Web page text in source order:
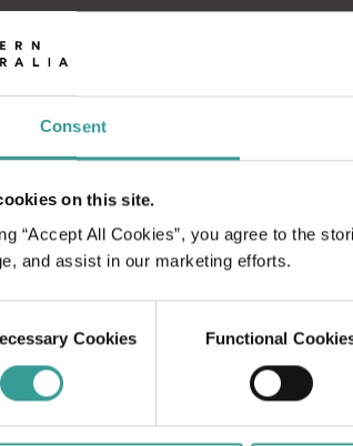
Consent
on this site.
“Accept All Cookies”, you agree to the
and assist in our marketing efforts.
Cookies Functional
吧，這是澳洲陽光最燦爛的首都，同時
紐。這裡的自然景點和富有想像力的餐
篇般的美好開始。